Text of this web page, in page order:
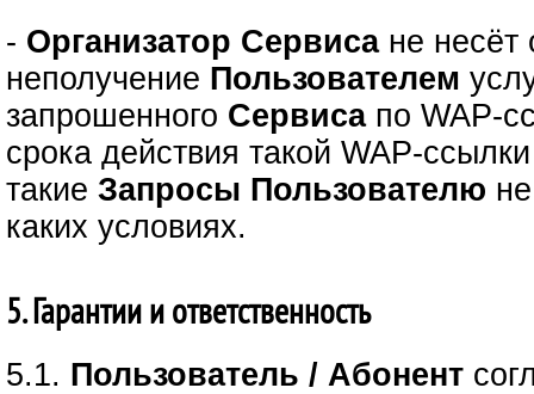
- Организатор Сервиса не несёт
неполучение Пользователем
запрошенного Сервисапо WAP-
срока действия такой WAP-
такиеЗапросы Пользователю
каких условиях.
5. Гарантии и ответственность
5.1. Пользователь / Абонент